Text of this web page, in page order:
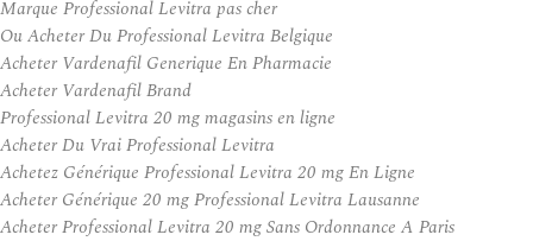
Marque Professional Levitra pas cher
Ou Acheter Du Professional Levitra Belgique
Acheter Vardenafil Generique En Pharmacie
Acheter Vardenafil Brand
Professional Levitra 20 mg magasins en ligne
Acheter Du Vrai Professional Levitra
Achetez Générique Professional Levitra 20 mg En Ligne
Acheter Générique 20 mg Professional Levitra Lausanne
Acheter Professional Levitra 20 mg Sans Ordonnance A Paris